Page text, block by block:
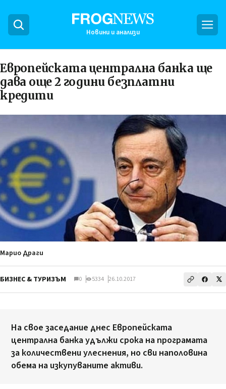
Новини и анализи
Европейската централна банка ще
дава още 2 години безплатни
кредити
Марио Драги
БИЗНЕС & ТУРИЗЪМ 0 5334 26.10.2017
На свое заседание днес Европейската
централна банка удължи срока на програмата
за количествени улеснения, но сви наполовина
обема на изкупуваните активи.